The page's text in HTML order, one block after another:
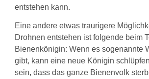
entstehen kann.
Eine andere etwas traurigere
Drohnen entstehen ist folgende beim
Bienenkönigin: Wenn es sogenannte
gibt, kann eine neue Königin
sein, dass das ganze Bienenvolk